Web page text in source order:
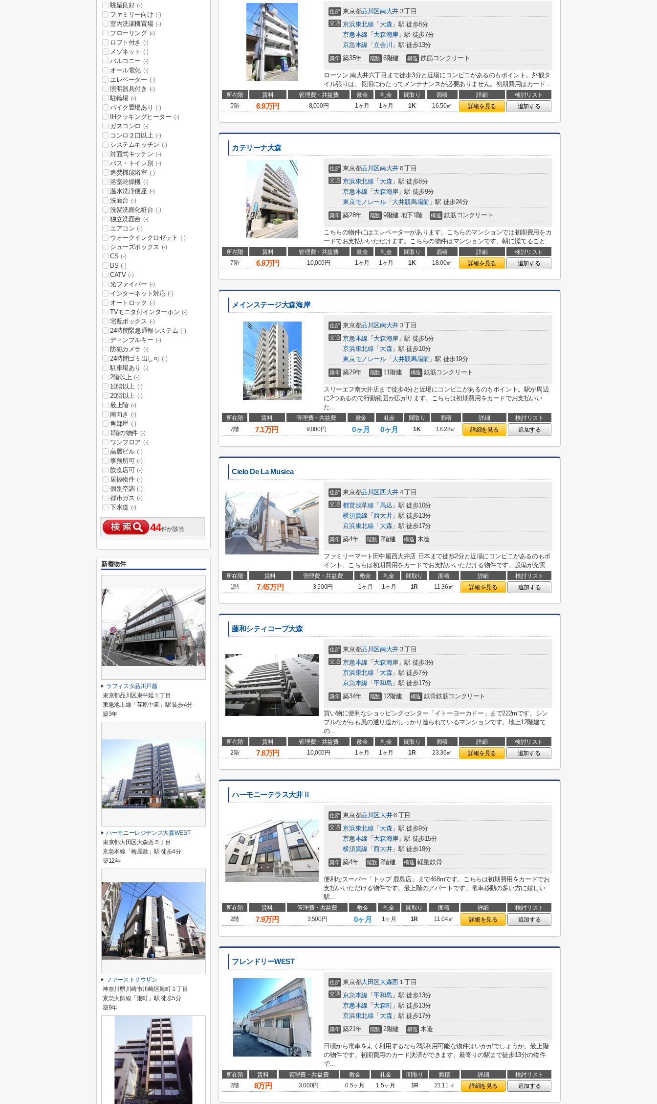
住所 東京都品川区南大井３丁目
交通 京浜東北線 「 大森 」駅 徒歩8分
京急本線 「 大森海岸」駅 徒歩7分
京急本線 「 立会川 」駅 徒歩13分
築年 築35年 階数 6階建 構造 鉄筋コンクリート
ローソン 南大井六丁目まで徒歩3分と近場にコンビニがあるのもポイント。外観タ
イル張りは、長期にわたってメンテナンスが必要ありません。初期費用はカード...
所在階 賃料 管理費・共益費 敷金 礼金 間取り 面積 詳細
検討リスト
5階
6.9万円 8,000円 1ヶ月 1ヶ月 1K 16.50㎡ 詳細を見る 追加する
カテリーナ大森
住所 東京都品川区南大井６丁目
交通 京浜東北線 「 大森 」駅 徒歩8分
京急本線 「 大森海岸」駅 徒歩9分
東京モノレール「 大井競馬場前」駅 徒歩24分
築年 築28年 階数 9階建 地下1階 構造 鉄筋コンクリート
こちらの物件にはエレベーターがあります。こちらのマンションでは初期費用をカ
ードでお支払いいただけます。こちらの物件はマンションです。朝に慌てること...
所在階 賃料 管理費・共益費 敷金 礼金 間取り 面積 詳細
検討リスト
7階
6.9万円 10,000円 1ヶ月 1ヶ月 1K 18.00㎡ 詳細を見る 追加する
メインステージ大森海岸
住所 東京都品川区南大井３丁目
交通 京急本線 「 大森海岸」駅 徒歩5分
京浜東北線 「 大森 」駅 徒歩10分
東京モノレール「 大井競馬場前」駅 徒歩19分
築年 築29年 階数 11階建 構造 鉄筋コンクリート
スリーエフ南大井店まで徒歩4分と近場にコンビニがあるのもポイント。駅が周辺
に2つあるので行動範囲が広がります。こちらは初期費用をカードでお支払いい
た...
所在階 賃料 管理費・共益費 敷金 礼金 間取り 面積 詳細
検討リスト
7階
7.1万円 9,000円 0ヶ月 0ヶ月 1K 18.28㎡ 詳細を見る 追加する
Cielo De La Musica
住所 東京都品川区西大井４丁目
交通 都営浅草線 「 馬込 」駅 徒歩10分
横須賀線 「西大井」駅 徒歩13分
京浜東北線 「 大森 」駅 徒歩17分
築年 築4年 階数 2階建 構造 木造
ファミリーマート田中屋西大井店 日本まで徒歩2分と近場にコンビニがあるのもポ
イント。こちらは初期費用をカードでお支払いいただける物件です。設備が充実...
所在階 賃料 管理費・共益費 敷金 礼金 間取り 面積 詳細
検討リスト
1階
7.45万円 3,500円 1ヶ月 1ヶ月 1R 11.36㎡ 詳細を見る 追加する
藤和シティコープ大森
住所 東京都品川区南大井３丁目
交通 京急本線 「 大森海岸」駅 徒歩3分
京浜東北線 「 大森 」駅 徒歩7分
京急本線 「平和島 」駅 徒歩17分
築年 築34年 階数 12階建 構造 鉄骨鉄筋コンクリート
買い物に便利なショッピングセンター「イトーヨーカドー」まで222mです。シン
プルながらも風の通り道がしっかり造られているマンションです。地上12階建て
の...
所在階 賃料 管理費・共益費 敷金 礼金 間取り 面積 詳細
検討リスト
2階
7.6万円 10,000円 1ヶ月 1ヶ月 1R 23.36㎡ 詳細を見る 追加する
ハーモニーテラス大井Ⅱ
住所 東京都品川区大井６丁目
交通 京浜東北線 「 大森 」駅 徒歩9分
京急本線 「 大森海岸」駅 徒歩15分
横須賀線 「西大井」駅 徒歩18分
築年 築4年 階数 2階建 構造 軽量鉄骨
便利なスーパー「トップ 鹿島店」まで468mです。こちらは初期費用をカードでお
支払いいただける物件です。最上階のアパートです。電車移動の多い方に嬉しい
駅...
所在階 賃料 管理費・共益費 敷金 礼金 間取り 面積 詳細
検討リスト
2階
7.9万円 3,500円 0ヶ月 1ヶ月 1R 11.04㎡ 詳細を見る 追加する
フレンドリーWEST
住所 東京都大田区大森西１丁目
交通 京急本線 「平和島 」駅 徒歩13分
京急本線 「 大森町」駅 徒歩13分
京浜東北線 「 大森 」駅 徒歩17分
築年 築21年 階数 2階建 構造 木造
日頃から電車をよく利用するなら2駅利用可能な物件はいかがでしょうか。最上階
の物件です。初期費用のカード決済ができます。最寄りの駅まで徒歩13分の物件
で...
所在階 賃料 管理費・共益費 敷金 礼金 間取り 面積 詳細
検討リスト
2階
8万円 3,000円 0.5ヶ月 1.5ヶ月 1R 21.11㎡ 詳細を見る 追加する
眺望良好 (-)
ファミリー向け (-)
室内洗濯機置場 (-)
フローリング (-)
ロフト付き (-)
メゾネット (-)
バルコニー (-)
オール電化 (-)
エレベーター (-)
照明器具付き (-)
駐輪場 (-)
バイク置場あり (-)
IHクッキングヒーター (-)
ガスコンロ (-)
コンロ２口以上 (-)
システムキッチン (-)
対面式キッチン (-)
バス・トイレ別 (-)
追焚機能浴室 (-)
浴室乾燥機 (-)
温水洗浄便座 (-)
洗面台 (-)
洗髪洗面化粧台 (-)
独立洗面台 (-)
エアコン (-)
ウォークインクロゼット (-)
シューズボックス (-)
CS (-)
BS (-)
CATV (-)
光ファイバー (-)
インターネット対応 (-)
オートロック (-)
TVモニタ付インターホン (-)
宅配ボックス (-)
24時間緊急通報システム (-)
ディンプルキー (-)
防犯カメラ (-)
24時間ゴミ出し可 (-)
駐車場あり (-)
2階以上 (-)
10階以上 (-)
20階以上 (-)
最上階 (-)
南向き (-)
角部屋 (-)
1階の物件 (-)
ワンフロア (-)
高層ビル (-)
事務所可 (-)
飲食店可 (-)
居抜物件 (-)
個別空調 (-)
都市ガス (-)
下水道 (-)
44件が該当
新着物件
ラフィスタ品川戸越
東京都品川区東中延１丁目
東急池上線「荏原中延」駅 徒歩4分
築3年
ハーモニーレジデンス大森WEST
東京都大田区大森西５丁目
京急本線「梅屋敷」駅 徒歩4分
築12年
ファーストサウザン
神奈川県川崎市川崎区旭町１丁目
京急大師線「港町」駅 徒歩5分
築9年